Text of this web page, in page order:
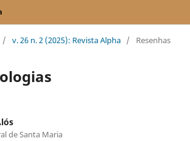
/ v. 26 n. 2 (2025): Revista Alpha / Resenhas
de Santa Maria